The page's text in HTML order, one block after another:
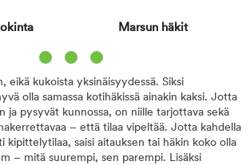
Marsun häkit
eikä kukoista yksinäisyydessä. Siksi
olla samassa kotihäkissä ainakin kaksi. Jotta
ja pysyvät kunnossa, on niille tarjottava sekä
– että tilaa vipeltää. Jotta kahdella
kipittelytilaa, saisi aitauksen tai häkin koko olla
– mitä suurempi, sen parempi. Lisäksi